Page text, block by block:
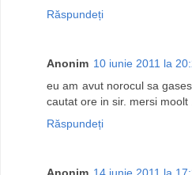
Răspundeți
Anonim 10 iunie 2011 la
eu am avut norocul sa
cautat ore in sir. mersi moolt
Răspundeți